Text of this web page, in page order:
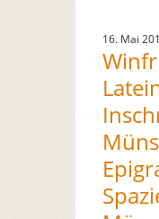
16. Mai